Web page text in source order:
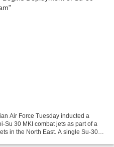
Air Force Tuesday inducted a
Su 30 MKI combat jets as part of a
in the North East. A single Su-30